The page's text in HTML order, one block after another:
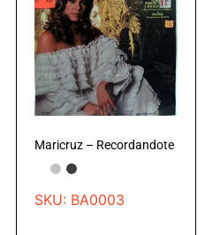
Maricruz – Recordandote
SKU: BA0003